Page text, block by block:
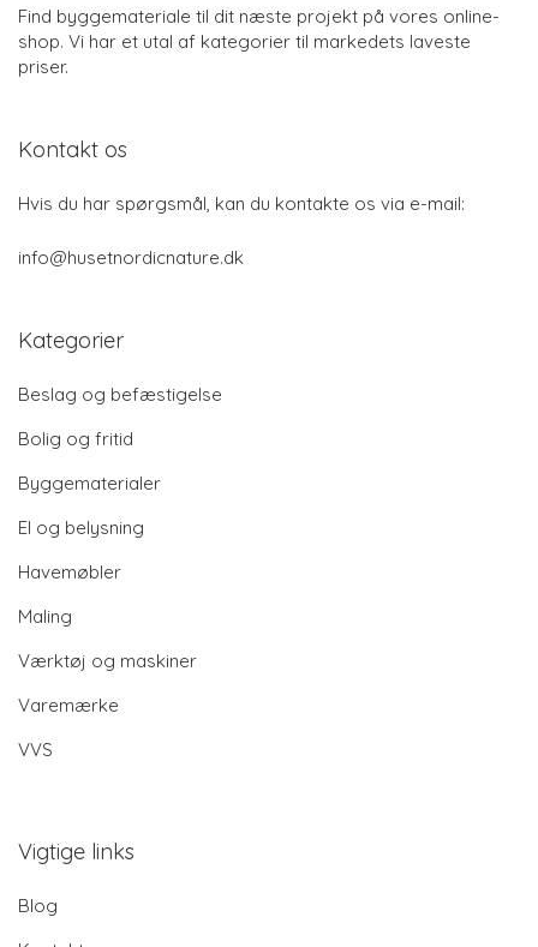
Find byggemateriale til dit næste projekt på vores online-
shop. Vi har et utal af kategorier til markedets laveste
priser.
Kontakt os
Hvis du har spørgsmål, kan du kontakte os via e-mail:
info@husetnordicnature.dk
Kategorier
Beslag og befæstigelse
Bolig og fritid
Byggematerialer
El og belysning
Havemøbler
Maling
Værktøj og maskiner
Varemærke
VVS
Vigtige links
Blog